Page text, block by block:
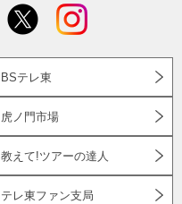
BSテレ東
虎ノ門市場
教えて!ツアーの達人
テレ東ファン支局